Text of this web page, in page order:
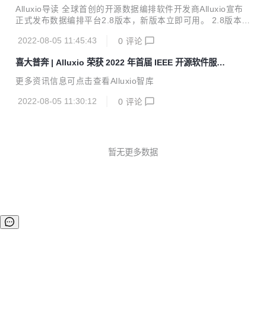
尔 AI 百佳创新激励计划自 2018 年成立以来，以组建AI生态
为核心，将AI技术赋能各行各业。英特尔一直秉承“科技至善”
件产品组合与计算集成平台，如酷睿处理器、至强可扩展处理
Alluxio导读 全球首创的开源数据编排软件开发商Alluxio宣布
正式发布数据编排平台2.8版本，新版本立即可用。 2.8版本增
能，对需要满足合规性和监管要求的敏感应用数据实现加密；
迁移或拷贝数据。 Alluxio 2.8新版本提高了S3 API的兼容性，
使得在大型数据平台上部署和管理Alluxio更简便。 此外，新
端加密，进一步增强了数据安全和管理。 对于使用不同服务
2022-08-05 11:45:43 0 评论
喜大普奔 | Alluxio 荣获 2022 年首届 IEEE 开源软件服务
奖
更多资讯信息可点击查看Alluxio智库
2022-08-05 11:30:12 0 评论
暂无更多数据